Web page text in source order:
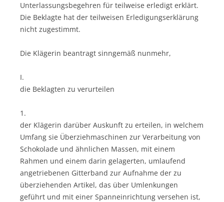
Unterlassungsbegehren für teilweise erledigt erklärt.
Die Beklagte hat der teilweisen Erledigungserklärung
nicht zugestimmt.
Die Klägerin beantragt sinngemäß nunmehr,
I.
die Beklagten zu verurteilen
1.
der Klägerin darüber Auskunft zu erteilen, in welchem
Umfang sie Überziehmaschinen zur Verarbeitung von
Schokolade und ähnlichen Massen, mit einem
Rahmen und einem darin gelagerten, umlaufend
angetriebenen Gitterband zur Aufnahme der zu
überziehenden Artikel, das über Umlenkungen
geführt und mit einer Spanneinrichtung versehen ist,